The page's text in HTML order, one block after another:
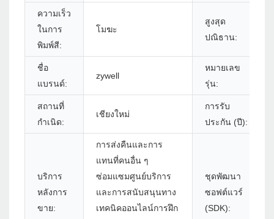
ความเร็ว
ในการ
พิมพ์สี:
โมฆะ
สูงสุด
ปณิธาน:
ชื่อ
แบรนด์:
zywell
หมายเลข
รุ่น:
สถานที่
กำเนิด:
เชียงใหม่
การรับ
ประกัน (ปี):
บริการ
หลังการ
ขาย:
การส่งคืนและการ
แทนที่คนอื่น ๆ
ซ่อมแซมศูนย์บริการ
และการสนับสนุนทาง
เทคนิคออนไลน์การฝึก
ชุดพัฒนา
ซอฟต์แวร์
(SDK):